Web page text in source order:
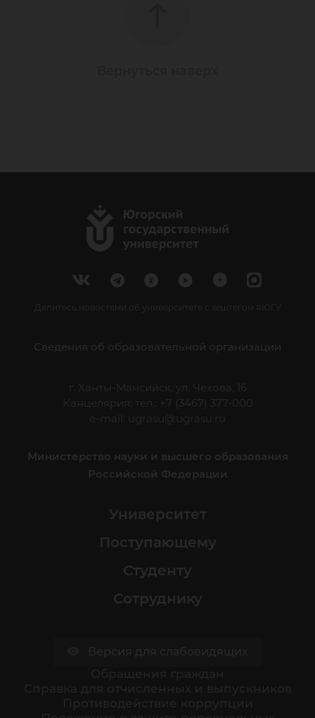
Делитесь новостями об университете с хештегом #ЮГУ
Сведения об образовательной организации
г. Ханты-Мансийск, ул. Чехова, 16
Канцелярия: тел.: +7 (3467) 377-000
e-mail:
ugrasu@ugrasu.ru
Министерство науки и высшего образования
Российской Федерации
Университет
Поступающему
Студенту
Сотруднику